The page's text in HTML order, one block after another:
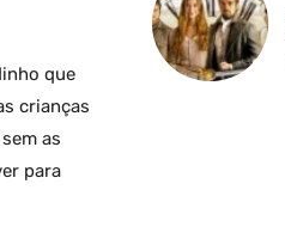
que
crianças
as
para